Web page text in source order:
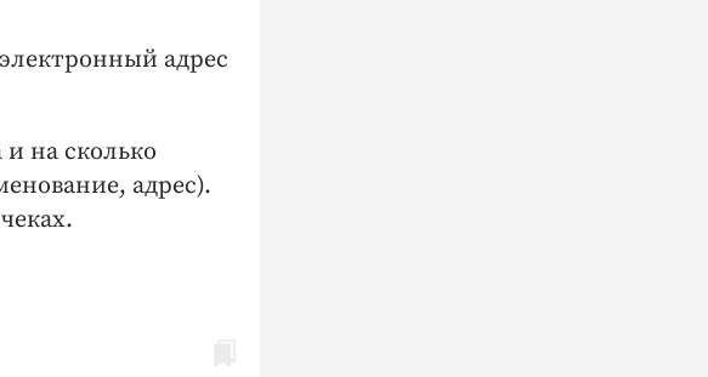
адрес
на сколько
адрес).